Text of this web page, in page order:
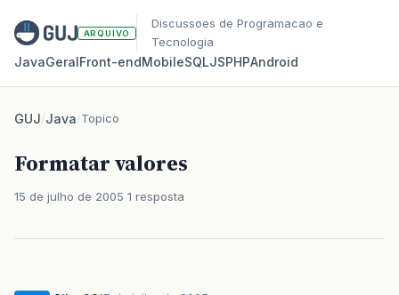
ARQUIVO
Discussoes de Programacao e
Tecnologia
JavaGeralFront‑endMobileSQLJSPHPAndroid
GUJ/Java/Topico
Formatar valores
15 de julho de 2005 1 resposta